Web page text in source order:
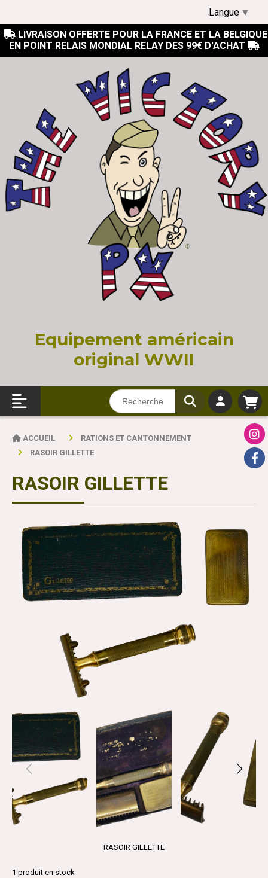
 LIVRAISON OFFERTE POUR LA FRANCE ET LA BELGIQUE
EN POINT RELAIS MONDIAL RELAY DES 99€ D'ACHAT 
Equipement américain
original WWII
ACCUEIL
RATIONS ET CANTONNEMENT
RASOIR GILLETTE
RASOIR GILLETTE
RASOIR GILLETTE
1 produit en stock
Langue ▼